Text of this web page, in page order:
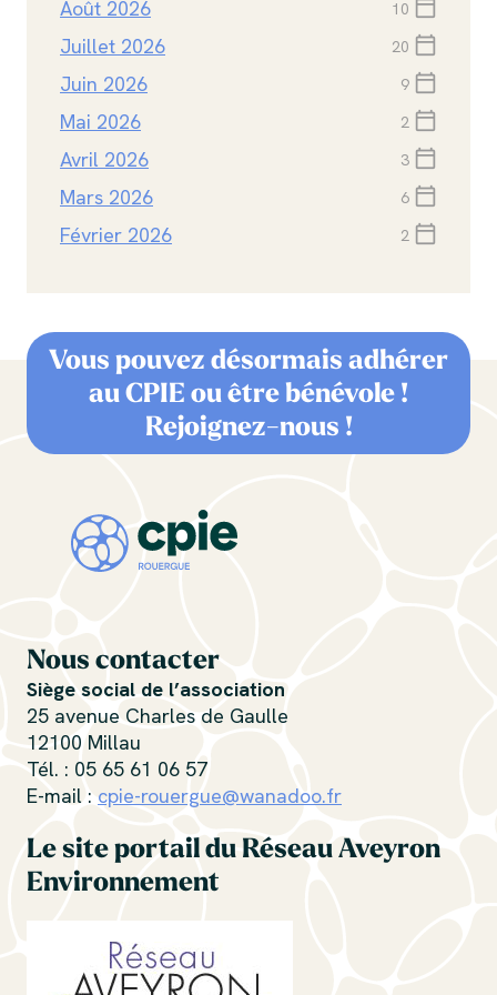
Août 2026 10 calendar_today
Juillet 2026 20 calendar_today
Juin 2026 9 calendar_today
Mai 2026 2 calendar_today
Avril 2026 3 calendar_today
Mars 2026 6 calendar_today
Février 2026 2 calendar_today
Vous pouvez désormais adhérer
au CPIE ou être bénévole !
Rejoignez-nous !
Nous contacter
Siège social de l’association
25 avenue Charles de Gaulle
12100 Millau
Tél. : 05 65 61 06 57
E-mail : cpie-rouergue@wanadoo.fr
Le site portail du Réseau Aveyron
Environnement